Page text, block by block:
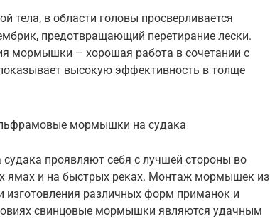
тела, в области головы просверливается
предотвращающий перетирание лески.
мормышки – хорошая работа в сочетании с
высокую эффективность в толще
мормышки на судака
проявляют себя с лучшей стороны во
ямах и на быстрых реках. Монтаж мормышек из
изготовления различных форм приманок и
свинцовые мормышки являются удачным